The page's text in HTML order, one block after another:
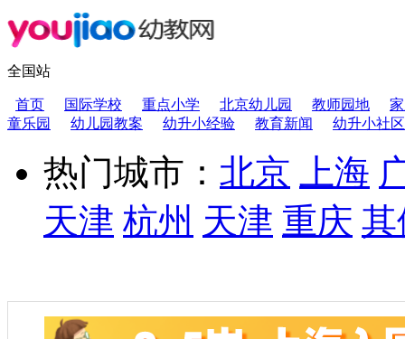
全国站
首页 国际学校 重点小学 北京幼儿园 教师园地
童乐园
幼儿园教案 幼升小经验 教育新闻 幼升小社区
热门城市： 北京 上海
天津 杭州 天津 重庆 其